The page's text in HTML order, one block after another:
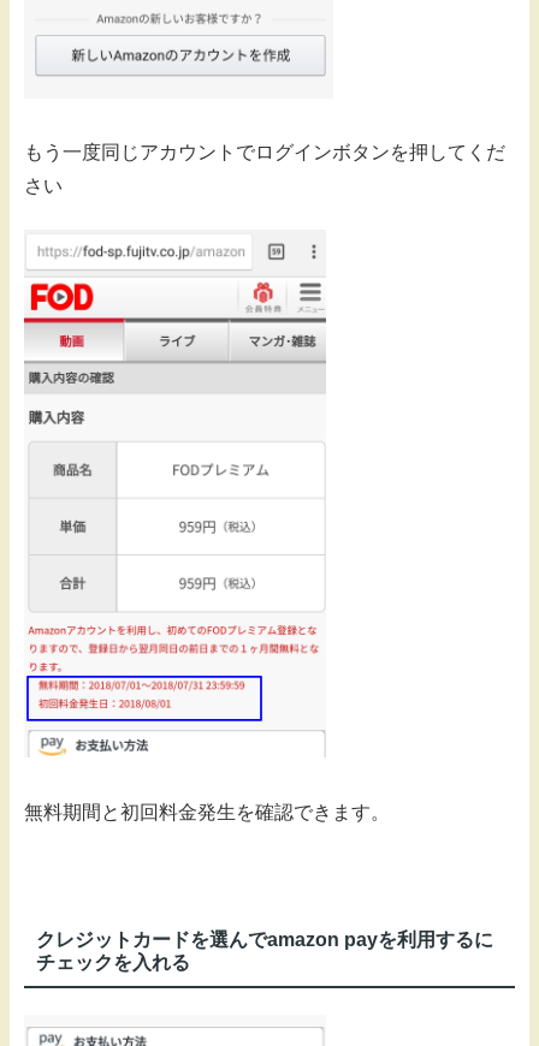
もう一度同じアカウントでログインボタンを押してくだ
さい
無料期間と初回料金発生を確認できます。
クレジットカードを選んでamazon payを利用するに
チェックを入れる